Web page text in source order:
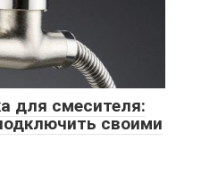
для смесителя:
своими